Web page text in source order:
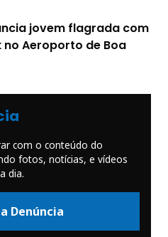
jovem flagrada com
no Aeroporto de Boa
com o conteúdo do
fotos, notícias, e vídeos
dia.
Denúncia